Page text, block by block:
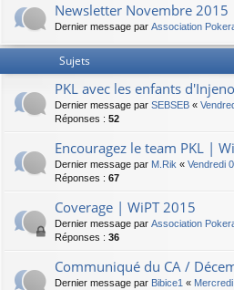
Newsletter Novembre 2015
Dernier message par Association
Sujets
PKL avec les enfants d'Injeno
Dernier message par SEBSEB «
Réponses : 52
Encouragez le team PKL |
Dernier message par M.Rik « Vendredi
Réponses : 67
Coverage | WiPT 2015
Dernier message par Association
Réponses : 36
Communiqué du CA /
Dernier message par Bibice1 «